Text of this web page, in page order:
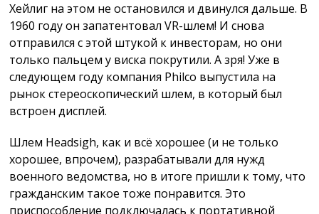
Хейлиг на этом не остановился и двинулся дальше. В
1960 году он запатентовал VR-шлем! И снова
отправился с этой штукой к инвесторам, но они
только пальцем у виска покрутили. А зря! Уже в
следующем году компания Philco выпустила на
рынок стереоскопический шлем, в который был
встроен дисплей.
Шлем Headsigh, как и всё хорошее (и не только
хорошее, впрочем), разрабатывали для нужд
военного ведомства, но в итоге пришли к тому, что
гражданским такое тоже понравится. Это
приспособление подключалась к портативной